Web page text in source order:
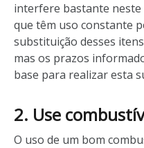
interfere bastante neste
que têm uso constante
substituição desses
mas os prazos
base para realizar esta
2. Use
O uso de um bom